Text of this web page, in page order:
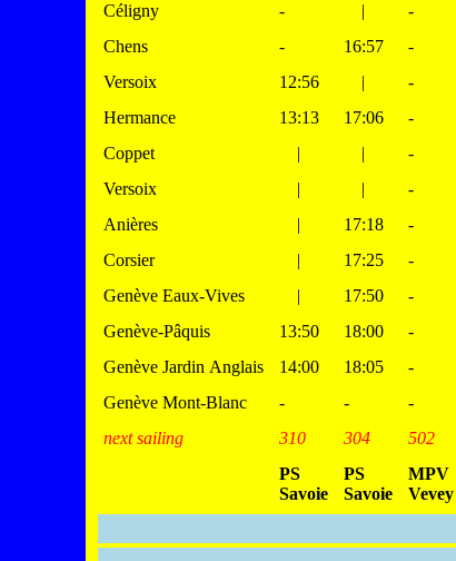
Céligny
- | -
Chens
- 16:57 -
Versoix
12:56 | -
Hermance
13:13 17:06 -
Coppet
| | -
Versoix
| | -
Anières
| 17:18 -
Corsier
| 17:25 -
Genève Eaux-Vives
| 17:50 -
Genève-Pâquis
13:50 18:00 -
Genève Jardin Anglais
14:00 18:05 -
Genève Mont-Blanc
- - -
next sailing
310 304 502
PS
Savoie
PS
Savoie
MPV
Vevey